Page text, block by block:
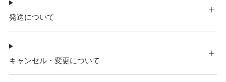
発送について
キャンセル・変更について